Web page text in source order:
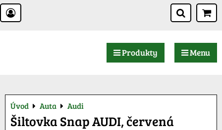
Produkty Menu
Úvod Auta Audi
Šiltovka Snap AUDI, červená